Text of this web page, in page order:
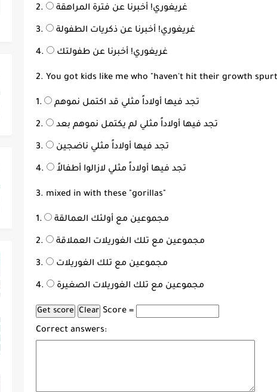
غريغوري! أخبرنا عن فترة المراهقة
غريغوري! أخبرنا عن ذكريات الطفولة
غريغوري! أخبرنا عن طفولتك
2. You got kids like me who "haven't hit their growth
تجد فيها أولاداً مثلي قد اكتمل نموهم
تجد فيها أولاداً مثلي لم يكتمل نموهم بعد
تجد فيها أولاداً مثلي ناضجين
تجد فيها أولاداً مثلي لازالوا أطفالاً
3. mixed in with these "gorillas"
مجموعين مع أولئك العمالقة
مجموعين مع تلك الغوريلات العملاقة
مجموعين مع تلك الغوريلات
مجموعين مع تلك الغوريلات الصغيرة
Score =
Correct answers: